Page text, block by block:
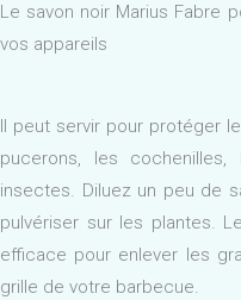
Le savon noir Marius Fabre
vos appareils
Il peut servir pour protéger
pucerons, les
insectes. Diluez un peu de
pulvériser sur les plantes.
efficace pour enlever les
grille de votre barbecue.